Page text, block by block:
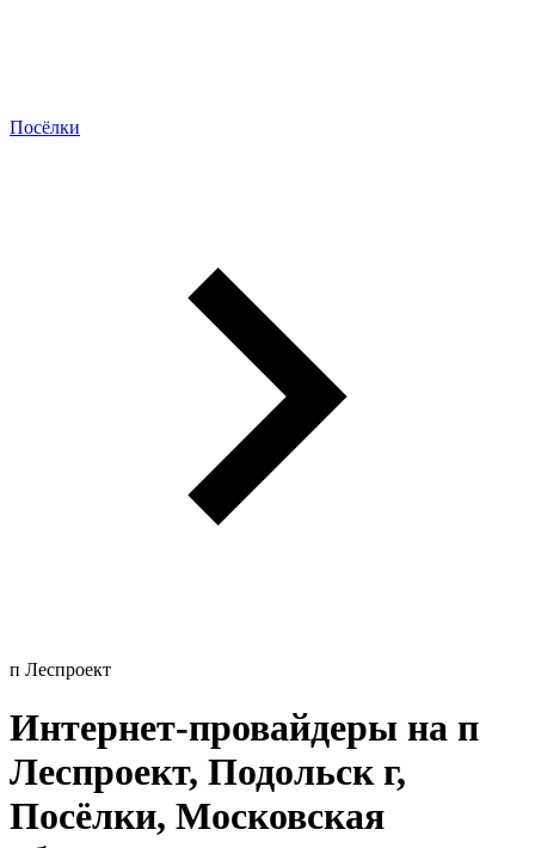
Посёлки
п Леспроект
Интернет-провайдеры на п
Леспроект, Подольск г,
Посёлки, Московская